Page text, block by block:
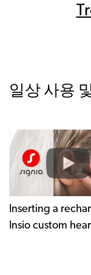
일상 사용
Inserting a
Insio custom